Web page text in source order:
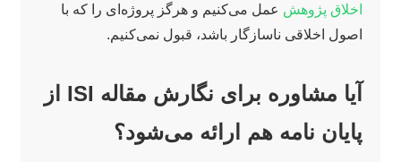
اخلاق پژوهش عمل می‌کنیم و هرگز پروژه‌ای را که با
اصول اخلاقی ناسازگار باشد، قبول نمی‌کنیم.
آیا مشاوره برای نگارش مقاله ISI از
پایان نامه هم ارائه می‌شود؟